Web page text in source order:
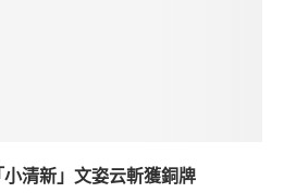
清新」文姿云斬獲銅牌